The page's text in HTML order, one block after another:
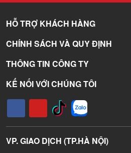
HỖ TRỢ KHÁCH HÀNG
CHÍNH SÁCH VÀ QUY ĐỊNH
THÔNG TIN CÔNG TY
KẾ NỐI VỚI CHÚNG TÔI
VP. GIAO DỊCH (TP.HÀ NỘI)